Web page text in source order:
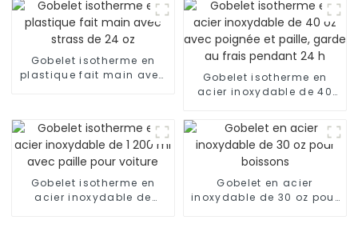
Gobelet isotherme en
plastique fait main avec
Gobelet isotherme en
acier inoxydable de 40
garde au frais pendant
24 h
Gobelet isotherme en
acier inoxydable de
Gobelet en acier
inoxydable de 30 oz pour